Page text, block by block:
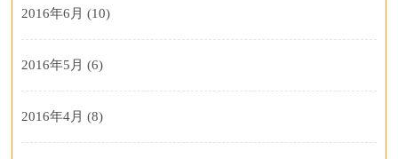
2016年6月 (10)
2016年5月 (6)
2016年4月 (8)